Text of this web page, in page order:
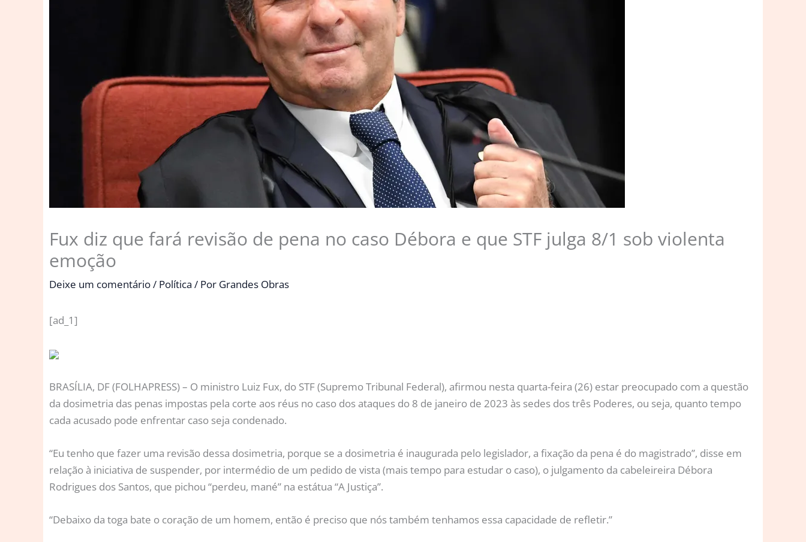
Fux diz que fará revisão de pena no caso Débora e que STF julga 8/1 sob violenta
emoção
Deixe um comentário/ Política / Por Grandes Obras
[ad_1]
BRASÍLIA, DF (FOLHAPRESS) – O ministro Luiz Fux, do STF (Supremo Tribunal Federal), afirmou nesta quarta-feira (26) estar preocupado com a questão
da dosimetria das penas impostas pela corte aos réus no caso dos ataques do 8 de janeiro de 2023 às sedes dos três Poderes, ou seja, quanto tempo
cada acusado pode enfrentar caso seja condenado.
“Eu tenho que fazer uma revisão dessa dosimetria, porque se a dosimetria é inaugurada pelo legislador, a fixação da pena é do magistrado”, disse em
relação à iniciativa de suspender, por intermédio de um pedido de vista (mais tempo para estudar o caso), o julgamento da cabeleireira Débora
Rodrigues dos Santos, que pichou “perdeu, mané” na estátua “A Justiça”.
“Debaixo da toga bate o coração de um homem, então é preciso que nós também tenhamos essa capacidade de refletir.”